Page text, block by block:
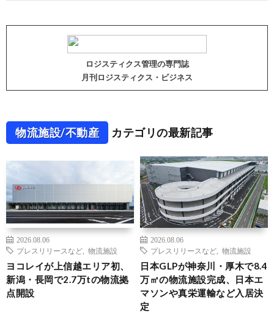
ロジスティクス管理の専門誌
月刊ロジスティクス・ビジネス
物流施設/不動産 カテゴリの最新記事
2026.08.06
プレスリリースなど
物流施設
ヨコレイが上信越エリア初、
新潟・長岡で2.7万tの物流拠
点開設
2026.08.06
プレスリリースなど
物流施設
日本GLPが神奈川・厚木で8.4
万㎡の物流施設完成、日本エ
マソンや真栄運輸など入居決
定